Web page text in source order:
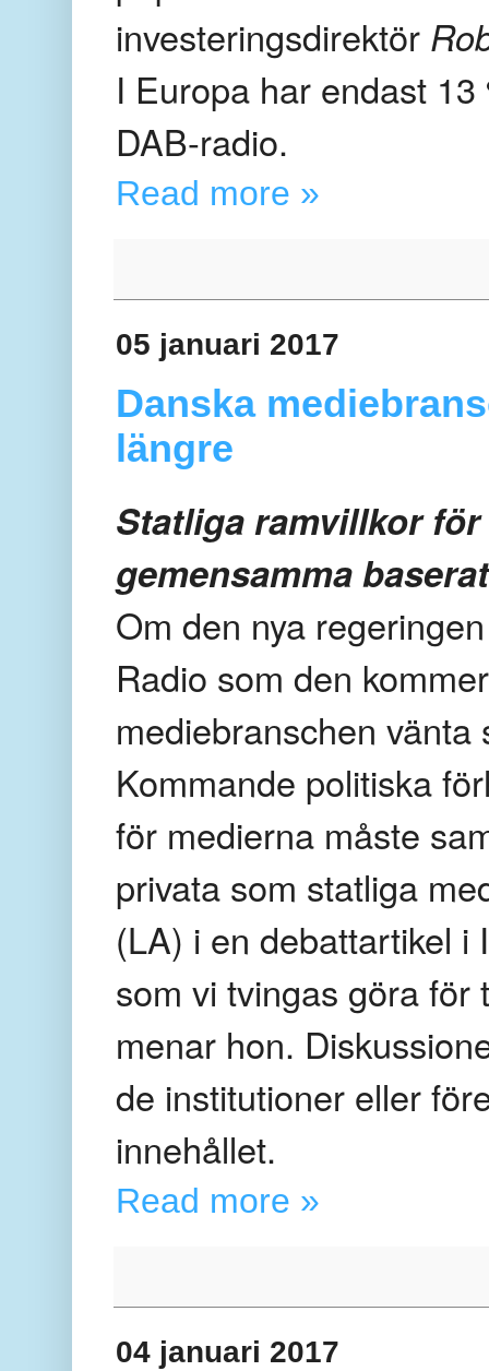
investeringsdirektör
I Europa har endast
DAB-radio.
Read more »
05 januari 2017
Danska
längre
Statliga ramvillkor
gemensamma
Om den nya
Radio som den
mediebranschen
Kommande politiska
för medierna måste
privata som statliga
(LA) i en debattartikel i
som vi tvingas göra för
menar hon.
de institutioner eller
innehållet.
Read more »
04 januari 2017